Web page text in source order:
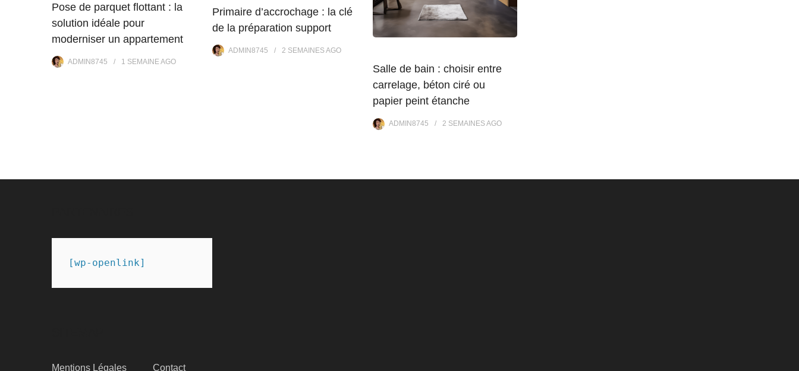
Pose de parquet flottant : la
solution idéale pour
moderniser un appartement
ADMIN8745 1 SEMAINE AGO
Primaire d’accrochage : la clé
de la préparation support
ADMIN8745 2 SEMAINESAGO
Salle de bain : choisir entre
carrelage, béton ciré ou
papier peint étanche
ADMIN8745 2 SEMAINESAGO
[wp-openlink]
Mentions Légales Contact